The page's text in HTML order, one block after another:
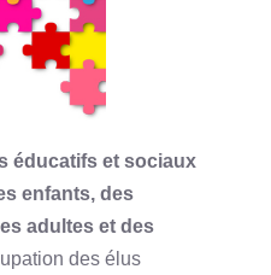
éducatifs et sociaux
enfants, des
adultes et des
des élus